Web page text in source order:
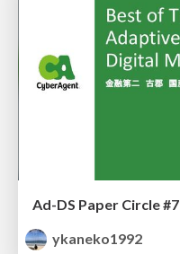
Ad-DS Paper Circle #7
ykaneko1992